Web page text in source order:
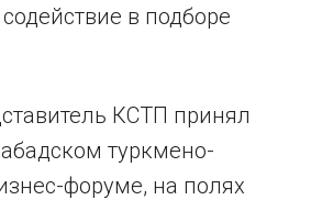
в подборе
КСТП принял
туркмено-
форуме, на полях